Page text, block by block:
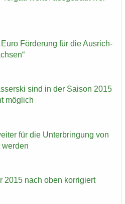
För­de­rung für die Aus­rich­
sind in der Sai­son 2015
mög­lich
für die Un­ter­brin­gung von
2015 nach oben kor­ri­giert